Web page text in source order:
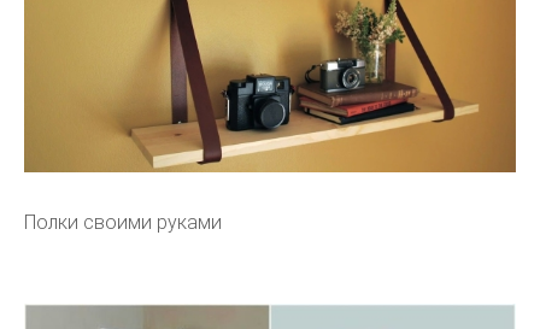
Полки своими руками